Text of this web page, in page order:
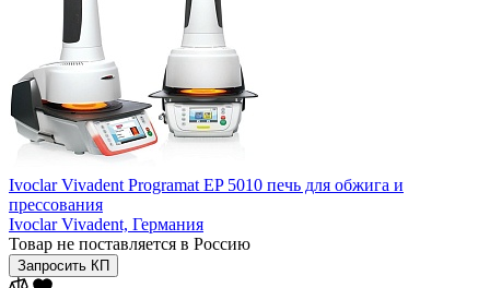
Ivoclar Vivadent Programat EP 5010 печь для обжига и
прессования
Ivoclar Vivadent, Германия
Товар не поставляется в Россию
Запросить КП